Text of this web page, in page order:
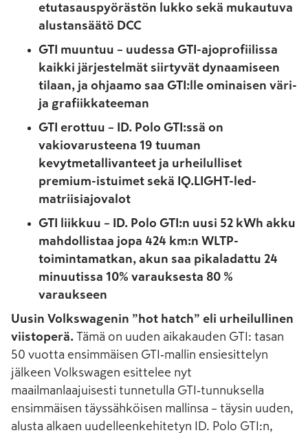
etutasauspyörästön lukko sekä mukautuva
alustansäätö DCC
GTI muuntuu – uudessa GTI-ajoprofiilissa
kaikki järjestelmät siirtyvät dynaamiseen
tilaan, ja ohjaamo saa GTI:lle ominaisen väri-
ja grafiikkateeman
GTI erottuu – ID. Polo GTI:ssä on
vakiovarusteena 19 tuuman
kevytmetallivanteet ja urheilulliset
premium-istuimet sekä IQ.LIGHT-led-
matriisiajovalot
GTI liikkuu – ID. Polo GTI:n uusi 52 kWh akku
mahdollistaa jopa 424 km:n WLTP-
toimintamatkan, akun saa pikaladattu 24
minuutissa 10% varauksesta 80 %
varaukseen
Uusin Volkswagenin ”hot hatch” eli urheilullinen
viistoperä. Tämä on uuden aikakauden GTI: tasan
50 vuotta ensimmäisen GTI‑mallin ensiesittelyn
jälkeen Volkswagen esittelee nyt
maailmanlaajuisesti tunnetulla GTI‑tunnuksella
ensimmäisen täyssähköisen mallinsa – täysin uuden,
alusta alkaen uudelleenkehitetyn ID. Polo GTI:n,